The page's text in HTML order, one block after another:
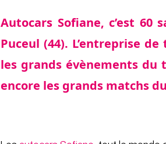
Autocars Sofiane, c’est 60
Puceul (44). L’entreprise
les grands évènements du
encore les grands matchs